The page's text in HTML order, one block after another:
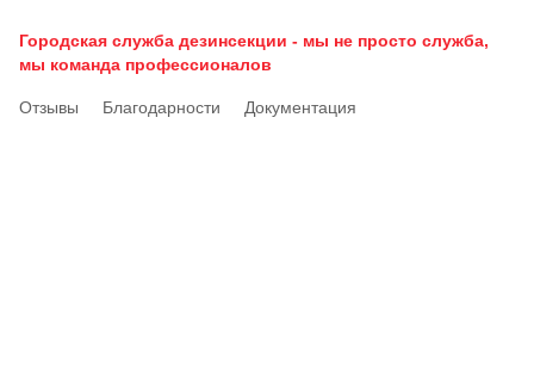
Городская служба дезинсекции - мы не просто служба,
мы команда профессионалов
Отзывы Благодарности Документация